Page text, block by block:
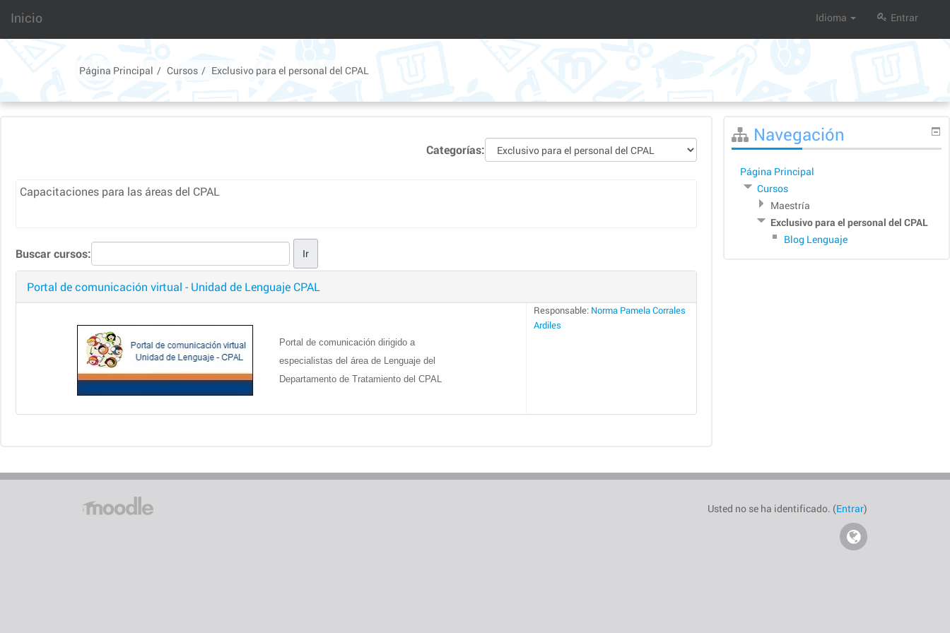
contenido
Inicio Idioma Entrar
Página Principal Cursos Exclusivo para el personal del CPAL
Categorías:
Capacitaciones para las áreas del CPAL
Buscar cursos:
Portal de comunicación virtual - Unidad de Lenguaje CPAL
Portal de comunicación dirigido a
especialistas del área de Lenguaje del
Departamento de Tratamiento del CPAL
Responsable: Norma Pamela Corrales
Ardiles
NavegaciónNavegación
Página Principal
Cursos
Maestría
Exclusivo para el personal del CPAL
Blog Lenguaje
Página
Usted no se ha identificado. (Entrar)
Visit
our